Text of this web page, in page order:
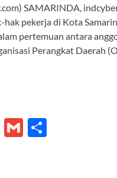
SAMARINDA,
hak pekerja di Kota
pertemuan antara
Perangkat Daerah
W G